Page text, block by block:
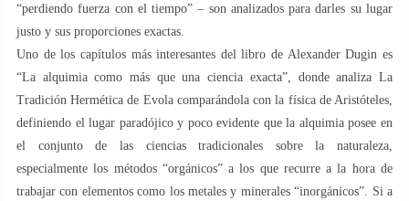
“perdiendo fuerza con el tiempo” – son analizados para darles su lugar
justo y sus proporciones exactas.
Uno de los capítulos más interesantes del libro de Alexander Dugin es
“La alquimia como más que una ciencia exacta”, donde analiza La
Tradición Hermética de Evola comparándola con la física de Aristóteles,
definiendo el lugar paradójico y poco evidente que la alquimia posee en
el conjunto de las ciencias tradicionales sobre la naturaleza,
especialmente los métodos “orgánicos” a los que recurre a la hora de
trabajar con elementos como los metales y minerales “inorgánicos”. Si a